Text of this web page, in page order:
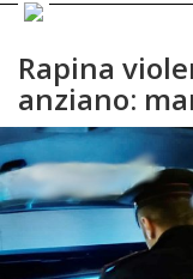
Rapina
anziano: